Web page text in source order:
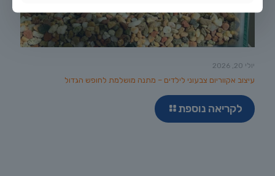
יולי 20, 2026
עיצוב אקווריום צבעוני לילדים – מתנה מושלמת לחופש הגדול
לקריאה נוספת